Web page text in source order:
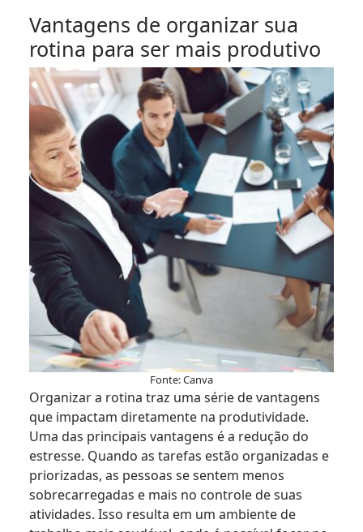
Vantagens de organizar sua
rotina para ser mais produtivo
Fonte: Canva
Organizar a rotina traz uma série de vantagens
que impactam diretamente na produtividade.
Uma das principais vantagens é a redução do
estresse. Quando as tarefas estão organizadas e
priorizadas, as pessoas se sentem menos
sobrecarregadas e mais no controle de suas
atividades. Isso resulta em um ambiente de